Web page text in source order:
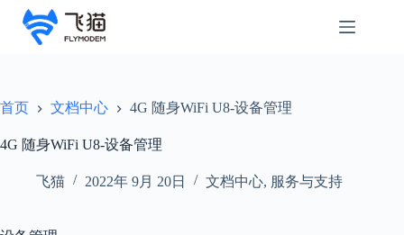
首页 文档中心 4G 随身WiFi U8-设备管理
4G 随身WiFi U8-设备管理
飞猫 2022年 9月 20日 文档中心, 服务与支持